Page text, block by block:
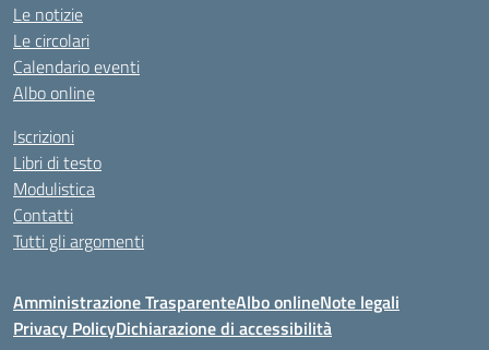
Le notizie
Le circolari
Calendario eventi
Albo online
Iscrizioni
Libri di testo
Modulistica
Contatti
Tutti gli argomenti
Amministrazione TrasparenteAlbo onlineNote legali
Privacy PolicyDichiarazione di accessibilità